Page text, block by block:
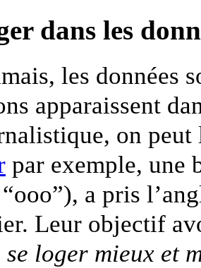
dans les
les données
apparaissent
on
par exemple, une
a pris
Leur objectif
loger mieux et